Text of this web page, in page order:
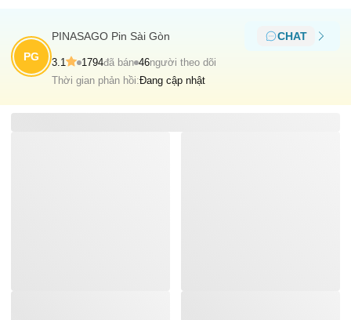
PG
PINASAGO Pin Sài Gòn CHAT
3.1 1794đã bán 46người theo dõi
Thời gian phản hồi:Đang cập nhật